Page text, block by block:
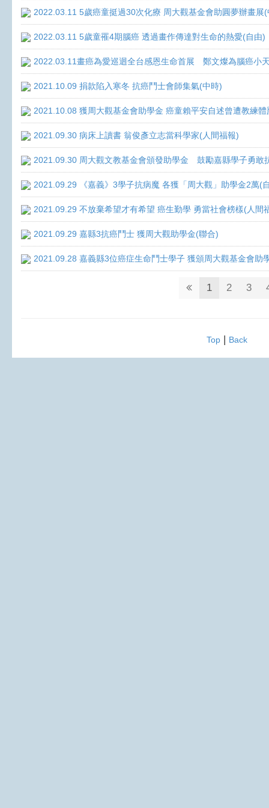
2022.03.11 5歲癌童挺過30次化療 周大觀基金會助圓夢辦畫展
2022.03.11 5歲童罹4期腦癌 透過畫作傳達對生命的熱愛(自由)
2022.03.11畫癌為愛巡迴全台感恩生命首展 鄭文燦為腦癌小
2021.10.09 捐款陷入寒冬 抗癌鬥士會師集氣(中時)
2021.10.08 獲周大觀基金會助學金 癌童賴平安自述曾遭教練體
2021.09.30 病床上讀書 翁俊彥立志當科學家(人間福報)
2021.09.30 周大觀文教基金會頒發助學金 鼓勵嘉縣學子勇敢
2021.09.29 《嘉義》3學子抗病魔 各獲「周大觀」助學金2萬(
2021.09.29 不放棄希望才有希望 癌生勤學 勇當社會榜樣(人間
2021.09.29 嘉縣3抗癌鬥士 獲周大觀助學金(聯合)
2021.09.28 嘉義縣3位癌症生命鬥士學子 獲頒周大觀基金會助
1 2 3
Top| Back